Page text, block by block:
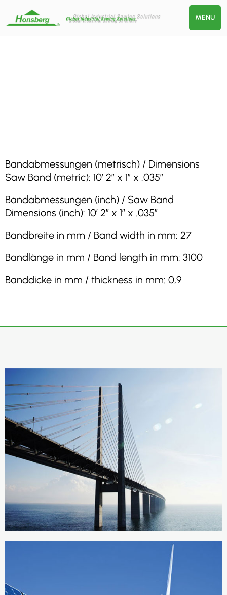
MENU
Bandabmessungen (metrisch) / Dimensions
Saw Band (metric): 10′ 2″ x 1″ x .035″
Bandabmessungen (inch) / Saw Band
Dimensions (inch): 10′ 2″ x 1″ x .035″
Bandbreite in mm / Band width in mm: 27
Bandlänge in mm / Band length in mm: 3100
Banddicke in mm / thickness in mm: 0,9